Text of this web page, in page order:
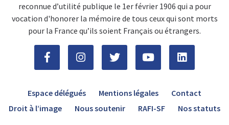
reconnue d’utilité publique le 1er février 1906 qui a pour
vocation d'honorer la mémoire de tous ceux qui sont morts
pour la France qu’ils soient Français ou étrangers.
Espace délégués Mentions légales
Contact
Droit à l’image
Nous soutenir RAFI-SF Nos statuts